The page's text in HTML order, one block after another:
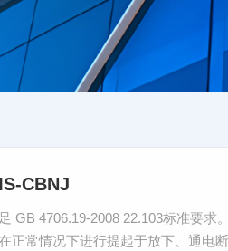
CBNJ
GB 4706.19-2008 22.103标准要求
正常情况下进行提起于放下、通电